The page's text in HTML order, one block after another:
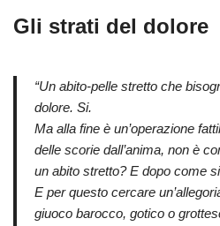
Gli strati del dolore
“Un abito-pelle stretto che
dolore. Si.
Ma alla fine è un’operazione
delle scorie dall’anima, non è
un abito stretto? E dopo come
E per questo cercare
giuoco barocco, gotico o